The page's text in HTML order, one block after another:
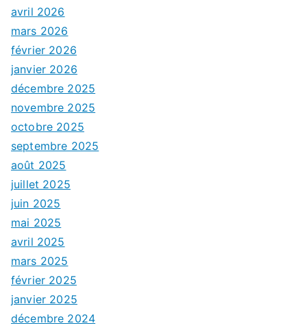
avril 2026
mars 2026
février 2026
janvier 2026
décembre 2025
novembre 2025
octobre 2025
septembre 2025
août 2025
juillet 2025
juin 2025
mai 2025
avril 2025
mars 2025
février 2025
janvier 2025
décembre 2024